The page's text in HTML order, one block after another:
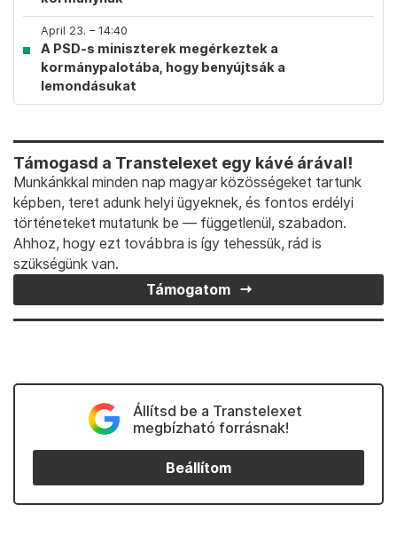
April 23. – 14:40
A PSD-s miniszterek megérkeztek a
kormánypalotába, hogy benyújtsák a
lemondásukat
Támogasd a Transtelexet egy kávé árával!
Munkánkkal minden nap magyar közösségeket tartunk
képben, teret adunk helyi ügyeknek, és fontos erdélyi
történeteket mutatunk be — függetlenül, szabadon.
Ahhoz, hogy ezt továbbra is így tehessük, rád is
szükségünk van.
Támogatom
Állítsd be a Transtelexet
megbízható forrásnak!
Beállítom